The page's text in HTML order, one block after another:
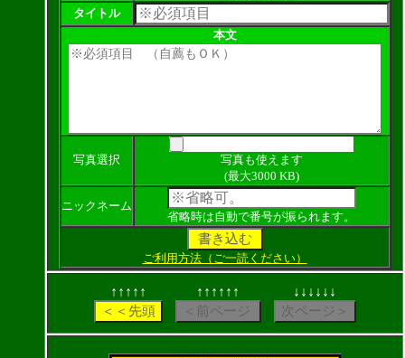
タイトル
本文
写真選択
写真も使えます
(最大3000 KB)
ニックネーム
省略時は自動で番号が振られます。
ご利用方法（ご一読ください）
↑↑↑↑↑ ↑↑↑↑↑↑ ↓↓↓↓↓↓